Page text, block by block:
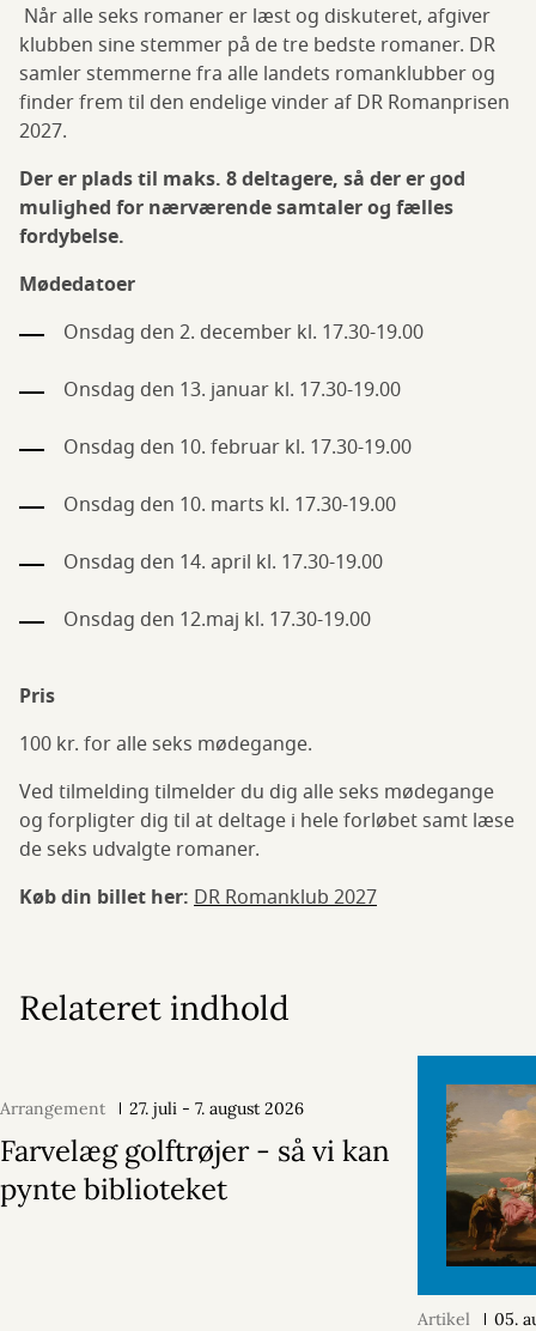
Når alle seks romaner er læst og diskuteret, afgiver
klubben sine stemmer på de tre bedste romaner. DR
samler stemmerne fra alle landets romanklubber og
finder frem til den endelige vinder af DR Romanprisen
2027.
Der er plads til maks. 8 deltagere, så der er god
mulighed for nærværende samtaler og fælles
fordybelse.
Mødedatoer
Onsdag den 2. december kl. 17.30-19.00
Onsdag den 13. januar kl. 17.30-19.00
Onsdag den 10. februar kl. 17.30-19.00
Onsdag den 10. marts kl. 17.30-19.00
Onsdag den 14. april kl. 17.30-19.00
Onsdag den 12.maj kl. 17.30-19.00
Pris
100 kr. for alle seks mødegange.
Ved tilmelding tilmelder du dig alle seks mødegange
og forpligter dig til at deltage i hele forløbet samt læse
de seks udvalgte romaner.
Køb din billet her: DR Romanklub 2027
Relateret indhold
Arrangement 27. juli - 7. august 2026
Farvelæg golftrøjer - så vi kan
pynte biblioteket
Artikel 05.